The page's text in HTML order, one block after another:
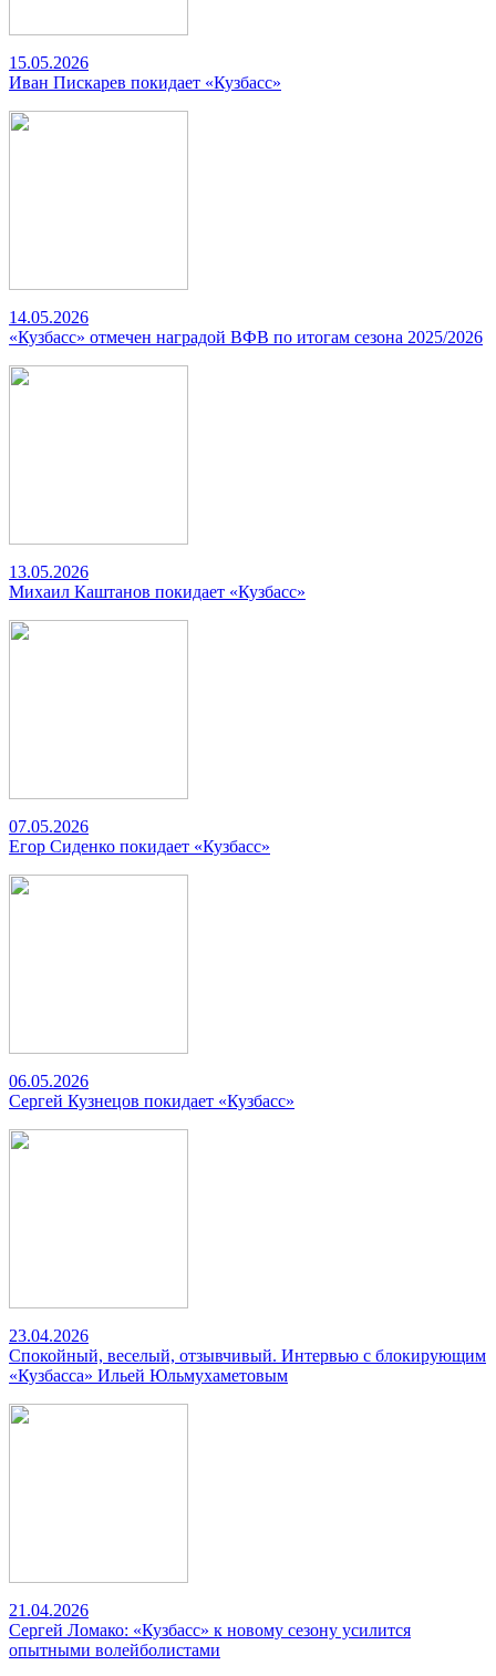
15.05.2026
Иван Пискарев покидает «Кузбасс»
14.05.2026
«Кузбасс» отмечен наградой ВФВ по итогам сезона 2025/2026
13.05.2026
Михаил Каштанов покидает «Кузбасс»
07.05.2026
Егор Сиденко покидает «Кузбасс»
06.05.2026
Сергей Кузнецов покидает «Кузбасс»
23.04.2026
Спокойный, веселый, отзывчивый. Интервью с блокирующим
«Кузбасса» Ильей Юльмухаметовым
21.04.2026
Сергей Ломако: «Кузбасс» к новому сезону усилится
опытными волейболистами